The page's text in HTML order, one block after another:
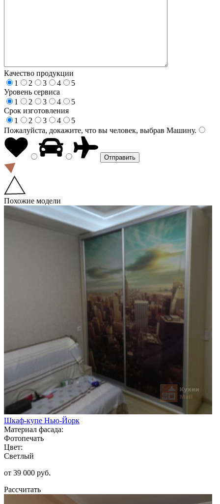
Качество продукции
1
2 3 4
5
Уровень сервиса
1
2 3 4
5
Срок изготовления
1
2 3 4
5
Пожалуйста, докажите, что вы человек, выбрав Машину.
Похожие модели
Шкаф-купе Нью-Йорк
Материал фасада:
Фотопечать
Цвет:
Светлый
от 39 000 руб.
Рассчитать